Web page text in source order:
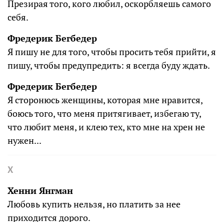
Презирая того, кого любил, оскорбляешь самого
себя.
Фредерик Бегбедер
Я пишу не для того, чтобы просить тебя прийти, я
пишу, чтобы предупредить: я всегда буду ждать.
Фредерик Бегбедер
Я сторонюсь женщины, которая мне нравится,
боюсь того, что меня притягивает, избегаю ту,
что любит меня, и клею тех, кто мне на хрен не
нужен...
Х
Хенни Янгман
Любовь купить нельзя, но платить за нее
приходится дорого.